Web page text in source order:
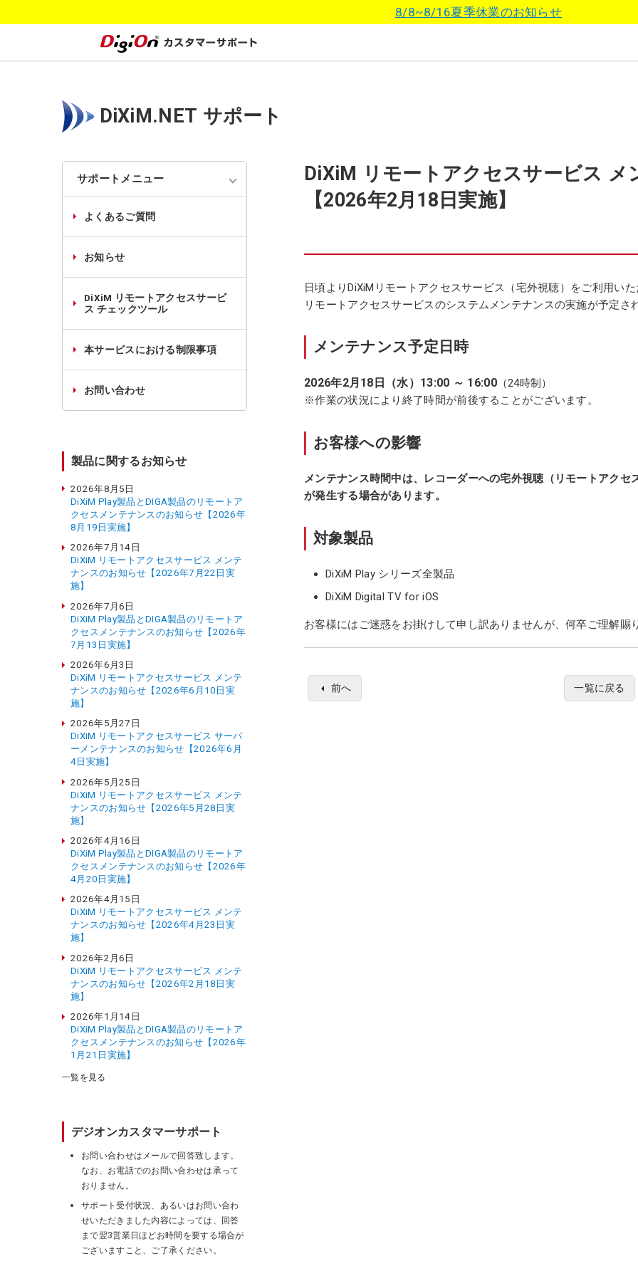
8/8~8/16夏季休業のお知らせ
DiXiM.NET サポート
DiXiM リモートアクセスサービス
【2026年2月18日実施】
日頃よりDiXiMリモートアクセスサービス（宅外視聴）をご利用い
リモートアクセスサービスのシステムメンテナンスの実施が予定
メンテナンス予定日時
2026年2月18日（水）13:00 ～ 16:00（24時制）
※作業の状況により終了時間が前後することがございます。
お客様への影響
メンテナンス時間中は、レコーダーへの宅外視聴（リモートアク
が発生する場合があります。
対象製品
DiXiM Play シリーズ全製品
DiXiM Digital TV for iOS
お客様にはご迷惑をお掛けして申し訳ありませんが、何卒ご理解賜
前へ 一覧に戻る
サポートメニュー
よくあるご質問
お知らせ
DiXiM リモートアクセスサービ
ス チェックツール
本サービスにおける制限事項
お問い合わせ
製品に関するお知らせ
2026年8月5日
DiXiM Play製品とDIGA製品のリモートア
クセスメンテナンスのお知らせ【2026年
8月19日実施】
2026年7月14日
DiXiM リモートアクセスサービス メンテ
ナンスのお知らせ【2026年7月22日実
施】
2026年7月6日
DiXiM Play製品とDIGA製品のリモートア
クセスメンテナンスのお知らせ【2026年
7月13日実施】
2026年6月3日
DiXiM リモートアクセスサービス メンテ
ナンスのお知らせ【2026年6月10日実
施】
2026年5月27日
DiXiM リモートアクセスサービス サーバ
ーメンテナンスのお知らせ【2026年6月
4日実施】
2026年5月25日
DiXiM リモートアクセスサービス メンテ
ナンスのお知らせ【2026年5月28日実
施】
2026年4月16日
DiXiM Play製品とDIGA製品のリモートア
クセスメンテナンスのお知らせ【2026年
4月20日実施】
2026年4月15日
DiXiM リモートアクセスサービス メンテ
ナンスのお知らせ【2026年4月23日実
施】
2026年2月6日
DiXiM リモートアクセスサービス メンテ
ナンスのお知らせ【2026年2月18日実
施】
2026年1月14日
DiXiM Play製品とDIGA製品のリモートア
クセスメンテナンスのお知らせ【2026年
1月21日実施】
一覧を見る
デジオンカスタマーサポート
お問い合わせはメールで回答致します。
なお、お電話でのお問い合わせは承って
おりません。
サポート受付状況、あるいはお問い合わ
せいただきました内容によっては、回答
まで翌3営業日ほどお時間を要する場合が
ございますこと、ご了承ください。